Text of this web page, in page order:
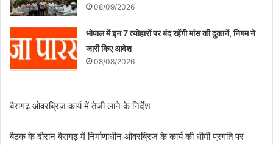
08/09/2026
भोपाल में इन 7 त्योहारों पर बंद रहेंगी मांस की दुकानें, निगम ने
जारी किए आदेश
08/08/2026
बैरागढ़ ओवरब्रिज कार्य में तेजी लाने के निर्देश
बैठक के दौरान बैरागढ़ में निर्माणाधीन ओवरब्रिज के कार्य की धीमी प्रगति पर